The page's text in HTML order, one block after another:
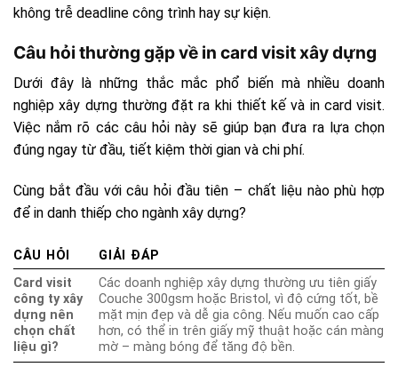
không trễ deadline công trình hay sự kiện.
Câu hỏi thường gặp về in card visit xây dựng
Dưới đây là những thắc mắc phổ biến mà nhiều doanh
nghiệp xây dựng thường đặt ra khi thiết kế và in card visit.
Việc nắm rõ các câu hỏi này sẽ giúp bạn đưa ra lựa chọn
đúng ngay từ đầu, tiết kiệm thời gian và chi phí.
Cùng bắt đầu với câu hỏi đầu tiên – chất liệu nào phù hợp
để in danh thiếp cho ngành xây dựng?
CÂU HỎI
GIẢI ĐÁP
Card visit
công ty xây
dựng nên
chọn chất
liệu gì?
Các doanh nghiệp xây dựng thường ưu tiên giấy
Couche 300gsm hoặc Bristol, vì độ cứng tốt, bề
mặt mịn đẹp và dễ gia công. Nếu muốn cao cấp
hơn, có thể in trên giấy mỹ thuật hoặc cán màng
mờ – màng bóng để tăng độ bền.